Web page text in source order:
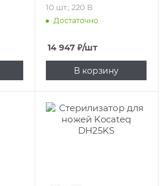
10 шт.; 220 В
Достаточно
14 947₽/шт
В корзину
Подпись к товару
14 шт.; 220 В